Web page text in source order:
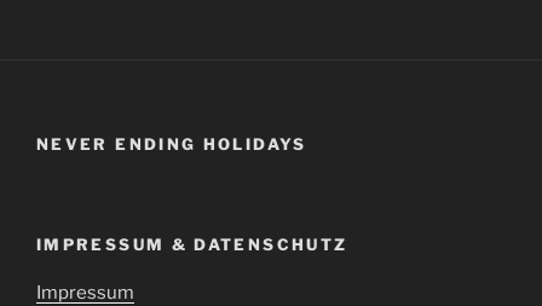
NEVER ENDING HOLIDAYS
IMPRESSUM & DATENSCHUTZ
Impressum